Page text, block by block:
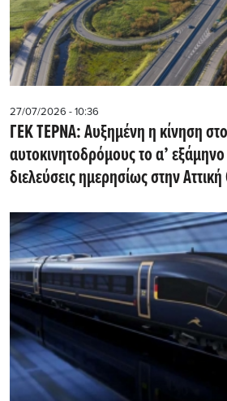
27/07/2026 - 10:36
ΓΕΚ ΤΕΡΝΑ: Αυξημένη η κίνηση
αυτοκινητοδρόμους το α’
διελεύσεις ημερησίως στην